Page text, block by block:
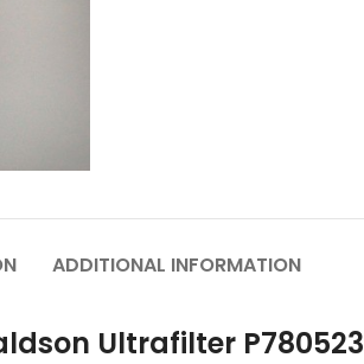
ADDITIONAL INFORMATION
Ultrafilter P780523